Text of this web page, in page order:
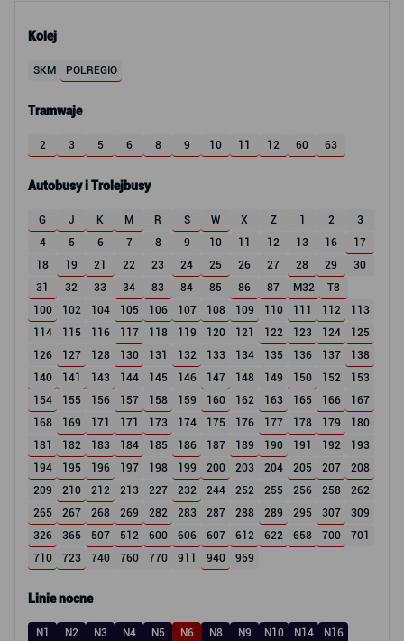
Kolej
SKM POLREGIO
Tramwaje
2 3 5 6 8 9 10 11 12 60 63
Autobusy i Trolejbusy
G J K M R S W X Z 1 2
3
4
5 6 7 8 9 10 11 12 13 16
17
18
19 21 22 23 24 25 26 27 28 29
30
31
32 33 34 83 84 85 86 87 M32
T8
100
102 104 105 106 107 108 109 110 111 112
113
114
115 116 117 118 119 120 121 122 123 124
125
126
127 128 130 131 132 133 134 135 136 137
138
140
141 143 144 145 146 147 148 149 150 152
153
154
155 156 157 158 159 160 162 163 165 166
167
168
169 171 171 173 174 175 176 177 178 179
180
181
182 183 184 185 186 187 189 190 191 192
193
194
195 196 197 198 199 200 203 204 205 207
208
209
210 212 213 227 232 244 252 255 256 258
262
265
267 268 269 282 283 287 288 289 295 307
309
326
365 507 512 600 606 607 612 622 658 700
701
710
723 740 760 770 911 940 959
Linie nocne
N1 N2 N3 N4 N5 N6 N8 N9 N10 N14
N16